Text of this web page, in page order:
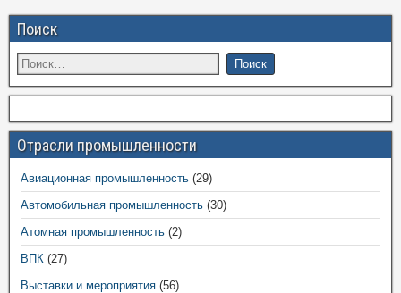
Поиск
Отрасли промышленности
Авиационная промышленность (29)
Автомобильная промышленность (30)
Атомная промышленность (2)
ВПК (27)
Выставки и мероприятия (56)